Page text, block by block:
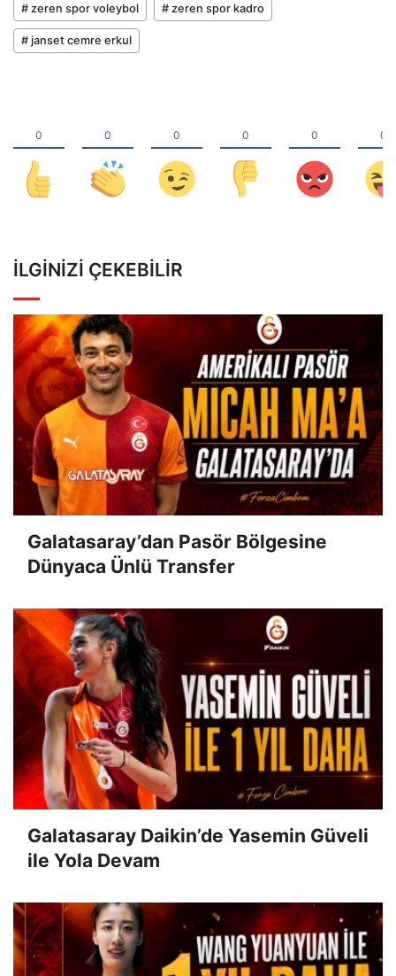
# zeren spor voleybol # zeren spor kadro
# janset cemre erkul
İLGINIZI ÇEKEBILIR
Galatasaray’dan Pasör Bölgesine
Dünyaca Ünlü Transfer
Galatasaray Daikin’de Yasemin Güveli
ile Yola Devam